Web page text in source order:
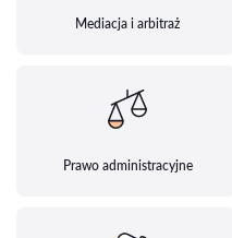
Mediacja i arbitraż
Prawo administracyjne